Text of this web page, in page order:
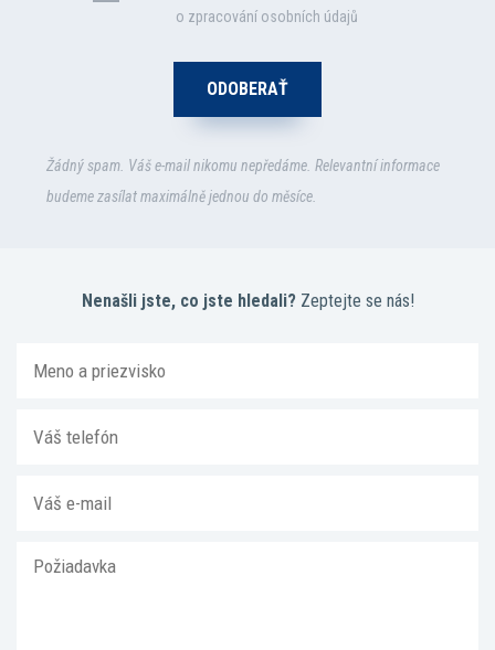
o zpracování osobních údajů
Žádný spam. Váš e-mail nikomu nepředáme. Relevantní informace
budeme zasílat maximálně jednou do měsíce.
Nenašli jste, co jste hledali?Zeptejte se nás!